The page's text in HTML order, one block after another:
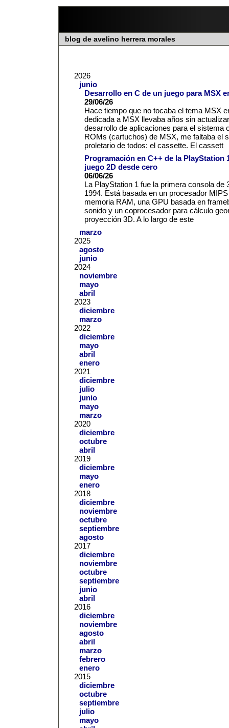
blog de avelino herrera morales
2026
junio
Desarrollo en C de un juego para MSX
29/06/26
Hace tiempo que no tocaba el tema MSX
dedicada a MSX llevaba años sin
desarrollo de aplicaciones para el sistema
ROMs (cartuchos) de MSX, me faltaba el
proletario de todos: el cassette. El cassett
Programación en C++ de la
juego 2D desde cero
06/06/26
La PlayStation 1 fue la primera consola de
1994. Está basada en un procesador
memoria RAM, una GPU basada en
sonido y un coprocesador para cálculo
proyección 3D. A lo largo de este
marzo
2025
agosto
junio
2024
noviembre
mayo
abril
2023
diciembre
marzo
2022
diciembre
mayo
abril
enero
2021
diciembre
julio
junio
mayo
marzo
2020
diciembre
octubre
abril
2019
diciembre
mayo
enero
2018
diciembre
noviembre
octubre
septiembre
agosto
2017
diciembre
noviembre
octubre
septiembre
junio
abril
2016
diciembre
noviembre
agosto
abril
marzo
febrero
enero
2015
diciembre
octubre
septiembre
julio
mayo